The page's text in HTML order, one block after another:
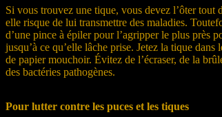
Si vous trouvez une tique, vous devez l’ôter tout
elle risque de lui transmettre des maladies.
d’une pince à épiler pour l’agripper le plus près
jusqu’à ce qu’elle lâche prise. Jetez la tique
de papier mouchoir. Évitez de l’écraser, de la
des bactéries pathogènes.
Pour lutter contre les puces et les tiques